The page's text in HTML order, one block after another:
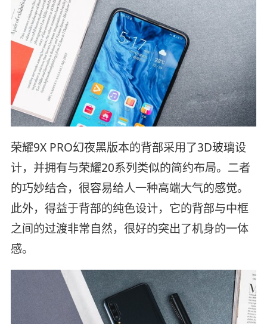
荣耀9X PRO幻夜黑版本的背部采用了3D玻璃设
计，并拥有与荣耀20系列类似的简约布局。二者
的巧妙结合，很容易给人一种高端大气的感觉。
此外，得益于背部的纯色设计，它的背部与中框
之间的过渡非常自然，很好的突出了机身的一体
感。